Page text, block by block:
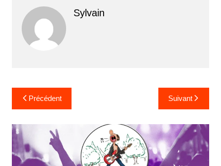
Sylvain
Navigation
de
l’article
Précédent Suivant